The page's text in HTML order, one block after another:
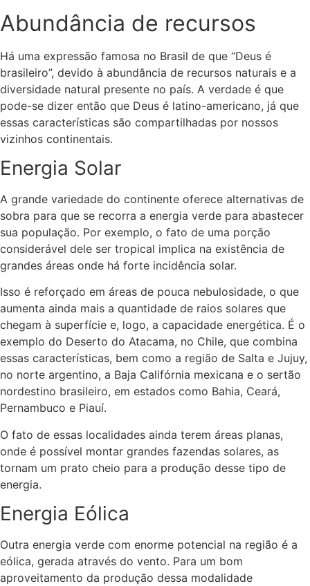
Abundância de recursos
Há uma expressão famosa no Brasil de que “Deus é
brasileiro”, devido à abundância de recursos naturais e a
diversidade natural presente no país. A verdade é que
pode-se dizer então que Deus é latino-americano, já que
essas características são compartilhadas por nossos
vizinhos continentais.
Energia Solar
A grande variedade do continente oferece alternativas de
sobra para que se recorra a energia verde para abastecer
sua população. Por exemplo, o fato de uma porção
considerável dele ser tropical implica na existência de
grandes áreas onde há forte incidência solar.
Isso é reforçado em áreas de pouca nebulosidade, o que
aumenta ainda mais a quantidade de raios solares que
chegam à superfície e, logo, a capacidade energética. É o
exemplo do Deserto do Atacama, no Chile, que combina
essas características, bem como a região de Salta e Jujuy,
no norte argentino, a Baja Califórnia mexicana e o sertão
nordestino brasileiro, em estados como Bahia, Ceará,
Pernambuco e Piauí.
O fato de essas localidades ainda terem áreas planas,
onde é possível montar grandes fazendas solares, as
tornam um prato cheio para a produção desse tipo de
energia.
Energia Eólica
Outra energia verde com enorme potencial na região é a
eólica, gerada através do vento. Para um bom
aproveitamento da produção dessa modalidade